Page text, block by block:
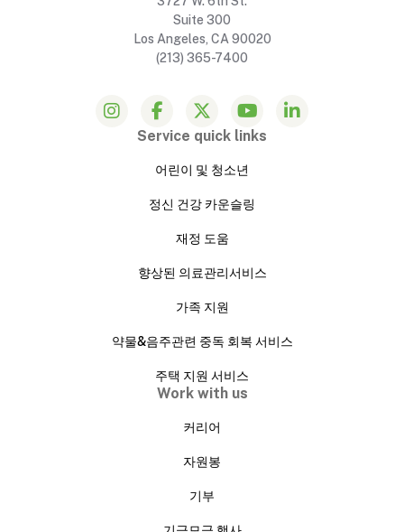
Suite 300
Los Angeles, CA 90020
(213) 365-7400
Service quick links
어린이 및 청소년
정신 건강 카운슬링
재정 도움
향상된 의료관리서비스
가족 지원
약물&음주관련 중독 회복 서비스
주택 지원 서비스
Work with us
커리어
자원봉
기부